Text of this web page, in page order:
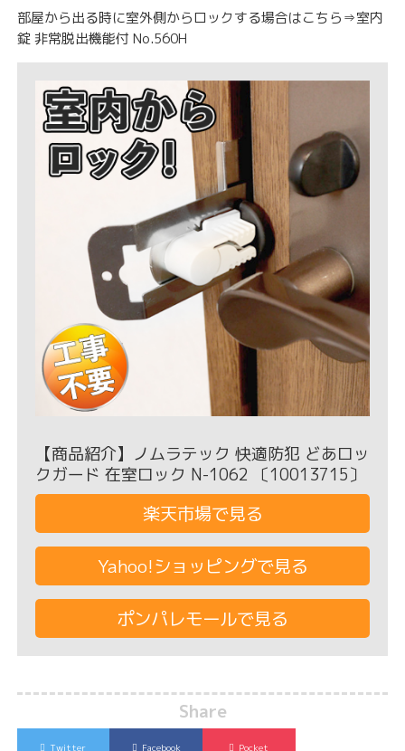
部屋から出る時に室外側からロックする場合はこちら⇒室内
錠 非常脱出機能付 No.560H
【商品紹介】ノムラテック 快適防犯 どあロッ
クガード 在室ロック N-1062 〔10013715〕
楽天市場で見る
Yahoo!ショッピングで見る
ポンパレモールで見る
Share
Twitter Facebook Pocket